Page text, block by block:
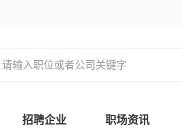
招聘企业 职场资讯